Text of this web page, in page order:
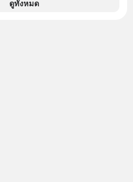
ในประเทศไทย ที่ Central Park
ดูทั้งหมด